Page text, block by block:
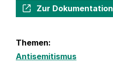
Zur Dokumentation
Themen:
Antisemitismus